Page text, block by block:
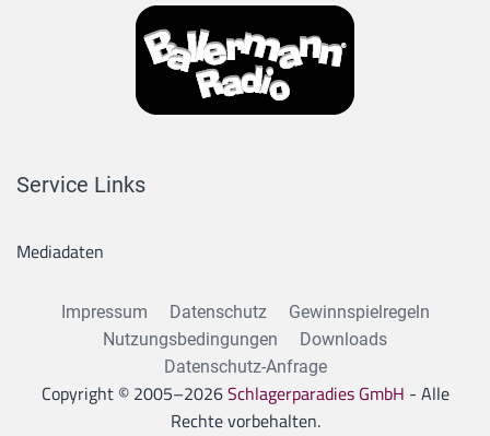
Service Links
Mediadaten
Impressum Datenschutz
Gewinnspielregeln
Nutzungsbedingungen
Downloads
Datenschutz-Anfrage
Copyright © 2005–2026Schlagerparadies GmbH - Alle
Rechte vorbehalten.